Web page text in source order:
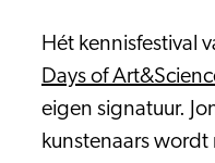
Hét kennisfestival
Days of
eigen signatuur.
kunstenaars